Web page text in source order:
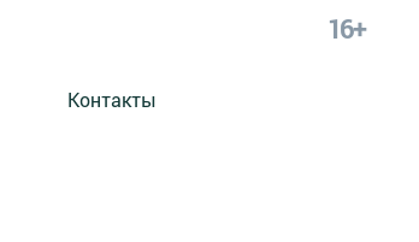
16+
Контакты